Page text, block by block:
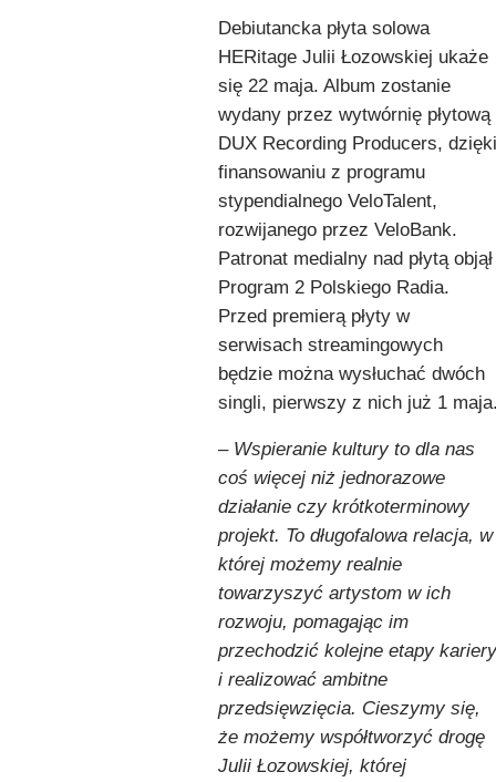
Debiutancka płyta solowa
HERitage Julii Łozowskiej ukaże
się 22 maja. Album zostanie
wydany przez wytwórnię płytową
DUX Recording Producers, dzięki
finansowaniu z programu
stypendialnego VeloTalent,
rozwijanego przez VeloBank.
Patronat medialny nad płytą objął
Program 2 Polskiego Radia.
Przed premierą płyty w
serwisach streamingowych
będzie można wysłuchać dwóch
singli, pierwszy z nich już 1
– Wspieranie kultury to dla nas
coś więcej niż jednorazowe
działanie czy krótkoterminowy
projekt. To długofalowa relacja, w
której możemy realnie
towarzyszyć artystom w ich
rozwoju, pomagając im
przechodzić kolejne etapy kariery
i realizować ambitne
przedsięwzięcia. Cieszymy się,
że możemy współtworzyć drogę
Julii Łozowskiej, której